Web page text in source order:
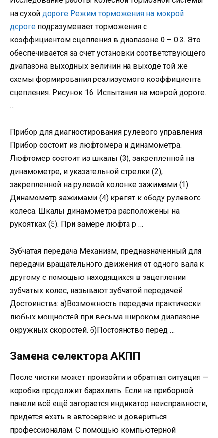
на сухой дороге Режим торможения на мокрой
дороге подразумевает торможения с
коэффициентом сцепления в диапазоне 0 – 0.3. Это
обеспечивается за счет установки соответствующего
диапазона выходных величин на выходе той же
схемы формирования реализуемого коэффициента
сцепления. Рисунок 16. Испытания на мокрой дороге.
…
Прибор для диагностирования рулевого управления
Прибор состоит из люфтомера и динамометра.
Люфтомер состоит из шкалы (3), закрепленной на
динамометре, и указательной стрелки (2),
закрепленной на рулевой колонке зажимами (1).
Динамометр зажимами (4) крепят к ободу рулевого
колеса. Шкалы динамометра расположены на
рукоятках (5). При замере люфта р …
Зубчатая передача Механизм, предназначенный для
передачи вращательного движения от одного вала к
другому с помощью находящихся в зацеплении
зубчатых колес, называют зубчатой передачей.
Достоинства: а)Возможность передачи практически
любых мощностей при весьма широком диапазоне
окружных скоростей. б)Постоянство перед …
Замена селектора АКПП
После чистки может произойти и обратная ситуация —
коробка продолжит барахлить. Если на приборной
панели всё ещё загорается индикатор неисправности,
придётся ехать в автосервис и довериться
профессионалам. С помощью компьютерной